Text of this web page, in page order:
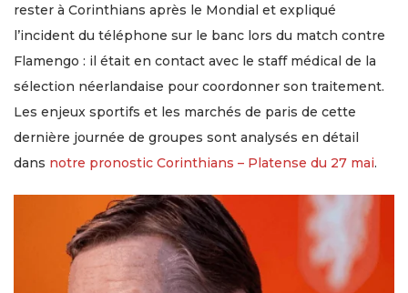
rester à Corinthians après le Mondial et expliqué
l’incident du téléphone sur le banc lors du match contre
Flamengo : il était en contact avec le staff médical de la
sélection néerlandaise pour coordonner son traitement.
Les enjeux sportifs et les marchés de paris de cette
dernière journée de groupes sont analysés en détail
dans notre pronostic Corinthians – Platense du 27 mai.